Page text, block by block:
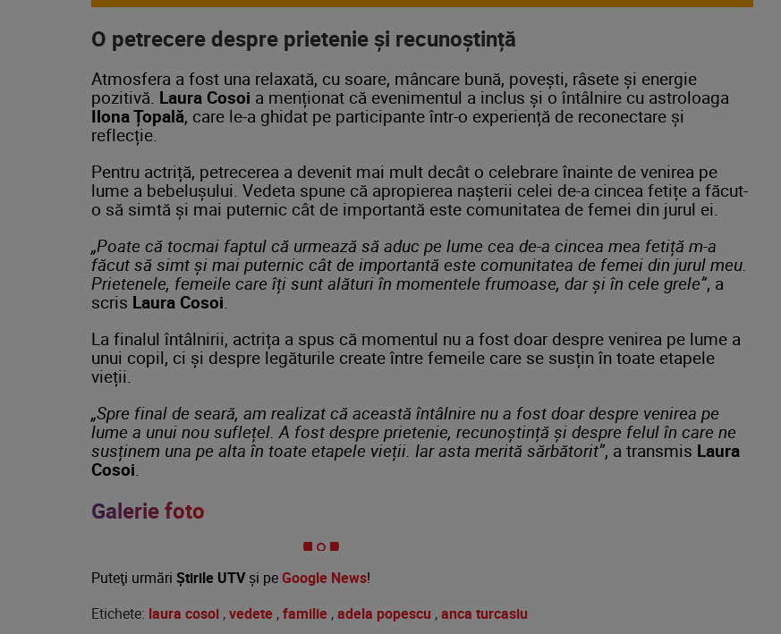
O petrecere despre prietenie și recunoștință
Atmosfera a fost una relaxată, cu soare, mâncare bună, povești, râsete și energie
pozitivă. Laura Cosoi a menționat că evenimentul a inclus și o întâlnire cu astroloaga
Ilona Țopală, care le-a ghidat pe participante într-o experiență de reconectare și
reflecție.
Pentru actriță, petrecerea a devenit mai mult decât o celebrare înainte de venirea pe
lume a bebelușului. Vedeta spune că apropierea nașterii celei de-a cincea fetițe a făcut-
o să simtă și mai puternic cât de importantă este comunitatea de femei din jurul ei.
„Poate că tocmai faptul că urmează să aduc pe lume cea de-a cincea mea fetiță m-a
făcut să simt și mai puternic cât de importantă este comunitatea de femei din jurul meu.
Prietenele, femeile care îți sunt alături în momentele frumoase, dar și în cele grele”, a
scris Laura Cosoi.
La finalul întâlnirii, actrița a spus că momentul nu a fost doar despre venirea pe lume a
unui copil, ci și despre legăturile create între femeile care se susțin în toate etapele
vieții.
„Spre final de seară, am realizat că această întâlnire nu a fost doar despre venirea pe
lume a unui nou suflețel. A fost despre prietenie, recunoștință și despre felul în care ne
susținem una pe alta în toate etapele vieții. Iar asta merită sărbătorit”, a transmis Laura
Cosoi.
Galerie foto
Puteţi urmări Știrile UTVşi peGoogle News!
Etichete: laura cosoi ,vedete ,familie ,adela popescu ,anca turcasiu